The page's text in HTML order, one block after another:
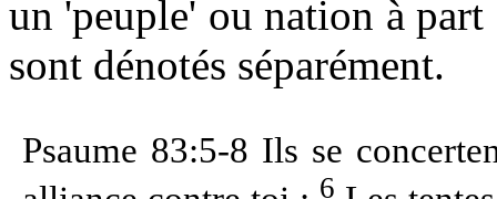
un 'peuple' ou nation à
sont dénotés séparément.
Psaume 83:5-8 Ils se
6